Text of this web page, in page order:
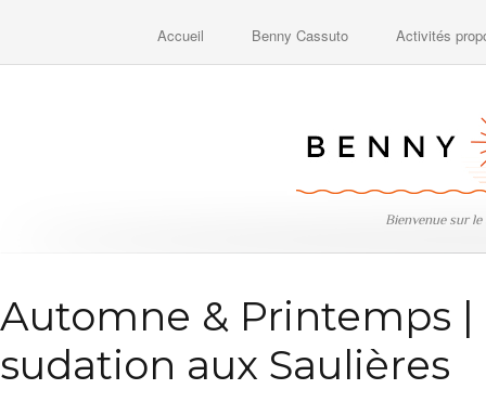
Accueil Benny Cassuto Activités
Bienvenue sur
Automne & Printemps
sudation aux Saulières